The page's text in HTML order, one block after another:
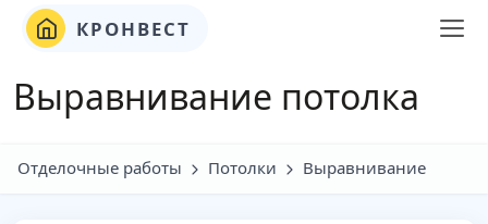
КРОНВЕСТ
Выравнивание потолка
Отделочные работы Потолки Выравнивание